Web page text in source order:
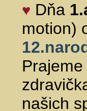
♥ Dňa
motion)
našich